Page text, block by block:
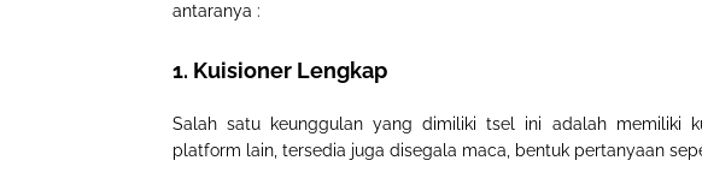
antaranya :
1. Kuisioner Lengkap
Salah satu keunggulan yang dimiliki tsel ini adalah memiliki
platform lain, tersedia juga disegala maca, bentuk pertanyaan